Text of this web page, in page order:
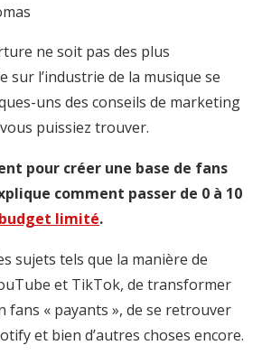
ne soit pas des plus
sur l’industrie de la musique se
uns des conseils de marketing
puissiez trouver.
pour créer une base de fans
comment passer de 0 à 10
limité.
sujets tels que la manière de
et TikTok, de transformer
fans « payants », de se retrouver
et bien d’autres choses encore.